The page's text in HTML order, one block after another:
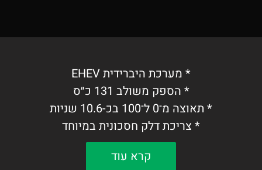
* מערכת היברידית EHEV
* הספק משולב 131 כ״ס
* תאוצה מ־0 ל־100 בכ-10.6 שניות
* צריכת דלק חסכונית במיוחד
* מולטימדיה מתקדמת, בקרת אקלים ומצלמת
רוורס
קרא עוד